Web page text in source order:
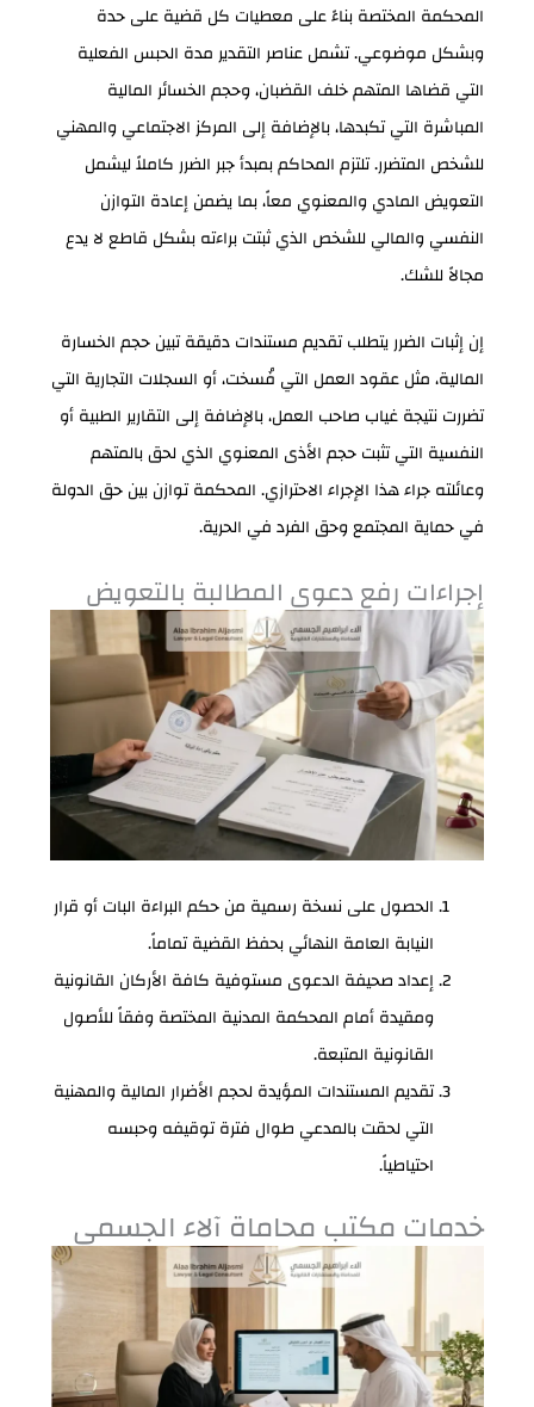
المحكمة المختصة بناءً على معطيات كل قضية على حدة
وبشكل موضوعي. تشمل عناصر التقدير مدة الحبس الفعلية
التي قضاها المتهم خلف القضبان، وحجم الخسائر المالية
المباشرة التي تكبدها، بالإضافة إلى المركز الاجتماعي والمهني
للشخص المتضرر. تلتزم المحاكم بمبدأ جبر الضرر كاملاً ليشمل
التعويض المادي والمعنوي معاً، بما يضمن إعادة التوازن
النفسي والمالي للشخص الذي ثبتت براءته بشكل قاطع لا يدع
مجالاً للشك.
إن إثبات الضرر يتطلب تقديم مستندات دقيقة تبين حجم الخسارة
المالية، مثل عقود العمل التي فُسخت، أو السجلات التجارية التي
تضررت نتيجة غياب صاحب العمل، بالإضافة إلى التقارير الطبية أو
النفسية التي تثبت حجم الأذى المعنوي الذي لحق بالمتهم
وعائلته جراء هذا الإجراء الاحترازي. المحكمة توازن بين حق الدولة
في حماية المجتمع وحق الفرد في الحرية.
إجراءات رفع دعوى المطالبة بالتعويض
الحصول على نسخة رسمية من حكم البراءة البات أو قرار
النيابة العامة النهائي بحفظ القضية تماماً.
إعداد صحيفة الدعوى مستوفية كافة الأركان القانونية
ومقيدة أمام المحكمة المدنية المختصة وفقاً للأصول
القانونية المتبعة.
تقديم المستندات المؤيدة لحجم الأضرار المالية والمهنية
التي لحقت بالمدعي طوال فترة توقيفه وحبسه
احتياطياً.
خدمات مكتب محاماة آلاء الجسمي